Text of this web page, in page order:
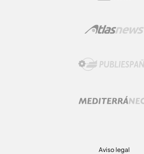
Aviso legal